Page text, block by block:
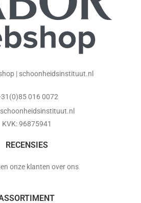
| schoonheidsinstituut.nl
016 0072
KVK: 96875941
RECENSIES
onze klanten over ons